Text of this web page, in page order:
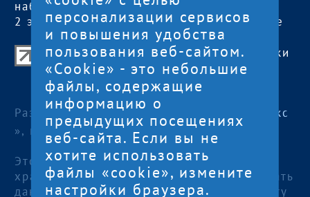
наб. Гюллинга, 11 /
2 этаж, офис 2
14:00
сб, вс— выходные
Центр поддержки экспорта Республики
Карелия
© 2012—2024
Разработка и поддержка сайта — «
Артлекс
», г. Петрозаводск
Этот сайт использует файлы cookies для
хранения данных. Продолжая использовать
данный сайт, Вы даете согласие на работу
персонализации сервисов
и повышения удобства
пользования веб-сайтом.
«Cookie» - это небольшие
файлы, содержащие
информацию о
предыдущих посещениях
веб-сайта. Если вы не
хотите использовать
файлы «cookie», измените
настройки браузера.